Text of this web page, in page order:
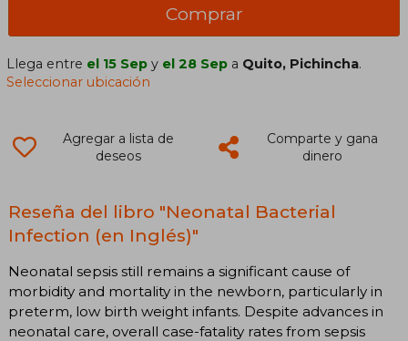
Comprar
Llega entre el 15 Sep y el 28 Sep a Quito, Pichincha.
Seleccionar ubicación
Agregar a lista de
deseos
Comparte y gana
dinero
Reseña del libro "Neonatal Bacterial
Infection (en Inglés)"
Neonatal sepsis still remains a significant cause of
morbidity and mortality in the newborn, particularly in
preterm, low birth weight infants. Despite advances in
neonatal care, overall case-fatality rates from sepsis